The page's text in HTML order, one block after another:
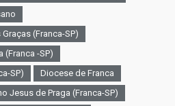
(Franca-SP)
(Franca -SP)
SP)
Diocese de Franca
Jesus de Praga (Franca-SP)